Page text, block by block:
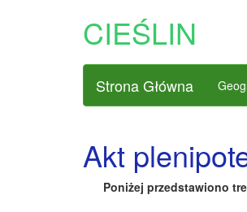
CIEŚLIN
Strona Główna
Akt
Poniżej przedstawiono